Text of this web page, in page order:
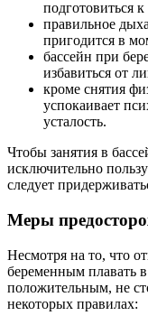
подготовиться
правильное
пригодится в
бассейн при
избавиться от
кроме снятия
успокаивает
усталость.
Чтобы занятия в
исключительно
следует
Меры
Несмотря на то, что
беременным плавать в
положительным, не
некоторых правилах: